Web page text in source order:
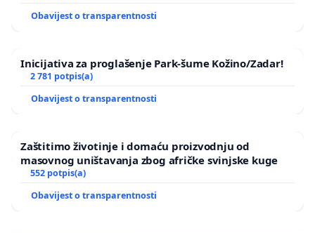
Obavijest o transparentnosti
Inicijativa za proglašenje Park-šume Kožino/Zadar!
2 781 potpis(a)
Obavijest o transparentnosti
Zaštitimo životinje i domaću proizvodnju od
masovnog uništavanja zbog afričke svinjske kuge
552 potpis(a)
Obavijest o transparentnosti